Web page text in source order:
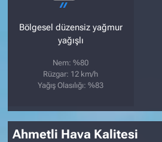
Bölgesel düzensiz yağmur
yağışlı
Nem: %80
Rüzgar: 12 km/h
Yağış Olasılığı: %83
Ahmetli Hava Kalitesi